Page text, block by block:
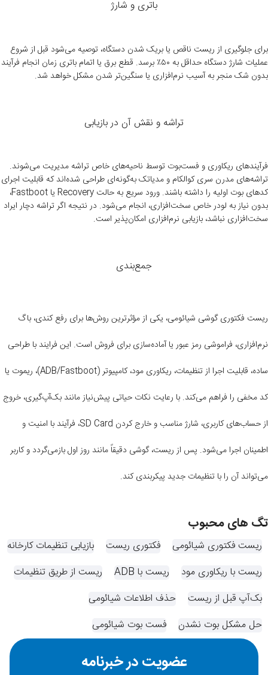
باتری و شارژ
برای جلوگیری از ریست ناقص یا بریک شدن دستگاه، توصیه می‌شود قبل از شروع
عملیات شارژ دستگاه حداقل به ۵۰٪ برسد. قطع برق یا اتمام باتری زمان انجام فرآیند
بدون شک منجر به آسیب نرم‌افزاری یا سنگین‌تر شدن مشکل خواهد شد.
تراشه و نقش آن در بازیابی
فرآیندهای ریکاوری و فست‌بوت توسط ناحیه‌های خاص تراشه مدیریت می‌‌شوند.
تراشه‌های مدرن سری کوالکام و مدیاتک به‌گونه‌ای طراحی شده‌اند که قابلیت اجرای
کدهای بوت اولیه را داشته باشند. ورود سریع به حالت Recovery یا Fastboot،
بدون نیاز به لودر خاص سخت‌افزاری، انجام می‌شود. در نتیجه اگر تراشه دچار ایراد
سخت‌افزاری نباشد، بازیابی نرم‌افزاری امکان‌پذیر است.
جمع‌بندی
ریست فکتوری گوشی شیائومی، یکی از مؤثرترین روش‌ها برای رفع کندی، باگ
نرم‌افزاری، فراموشی رمز عبور یا آماده‌سازی برای فروش است. این فرایند با طراحی
ساده، قابلیت اجرا از تنظیمات، ریکاوری مود، کامپیوتر (ADB/Fastboot)، ریموت یا
کد مخفی را فراهم می‌کند. با رعایت نکات حیاتی پیش‌نیاز مانند بک‌آپ‌گیری، خروج
از حساب‌های کاربری، شارژ مناسب و خارج کردن SD Card، فرآیند با امنیت و
اطمینان اجرا می‌شود. پس از ریست، گوشی دقیقاً مانند روز اول بازمی‌گردد و کاربر
می‌تواند آن را با تنظیمات جدید پیکربندی کند.
تگ های محبوب
ریست فکتوری شیائومی فکتوری ریست
بازیابی تنظیمات کارخانه
ریست با ریکاوری مود
ریست با ADB
ریست از طریق تنظیمات
بک‌آپ قبل از ریست
حذف اطلاعات شیائومی
حل مشکل بوت نشدن
فست بوت شیائومی
عضویت در خبرنامه